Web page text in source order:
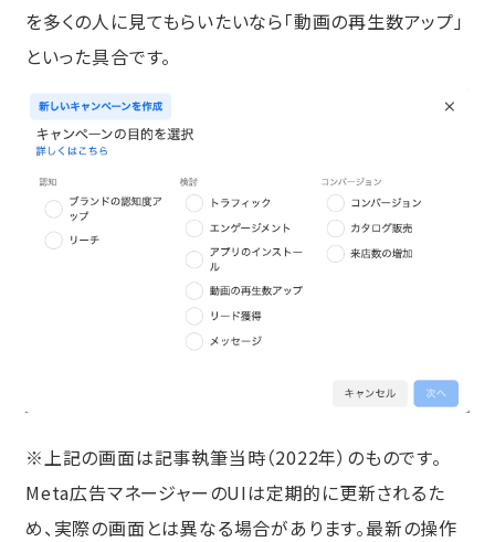
を多くの人に見てもらいたいなら「動画の再生数アップ」
といった具合です。
※上記の画面は記事執筆当時（2022年）のものです。
Meta広告マネージャーのUIは定期的に更新されるた
め、実際の画面とは異なる場合があります。最新の操作